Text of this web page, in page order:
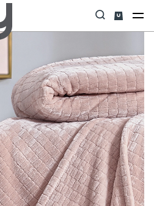
Battaniye & Battaniyeli Set Trinity